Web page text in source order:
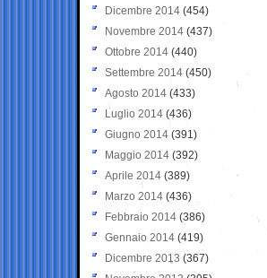
Dicembre 2014 (454)
Novembre 2014 (437)
Ottobre 2014 (440)
Settembre 2014 (450)
Agosto 2014 (433)
Luglio 2014 (436)
Giugno 2014 (391)
Maggio 2014 (392)
Aprile 2014 (389)
Marzo 2014 (436)
Febbraio 2014 (386)
Gennaio 2014 (419)
Dicembre 2013 (367)